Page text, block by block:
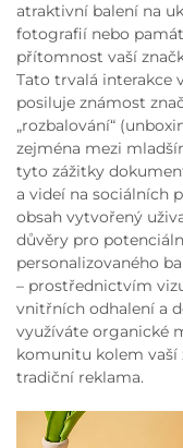
atraktivní balení na
fotografií nebo
přítomnost vaší
Tato trvalá interakce
posiluje známost
„rozbalování“
zejména mezi
tyto zážitky
a videí na sociálních
obsah vytvořený
důvěry pro
personalizovaného
– prostřednictvím
vnitřních odhalení a
využíváte organické
komunitu kolem vaší
tradiční reklama.